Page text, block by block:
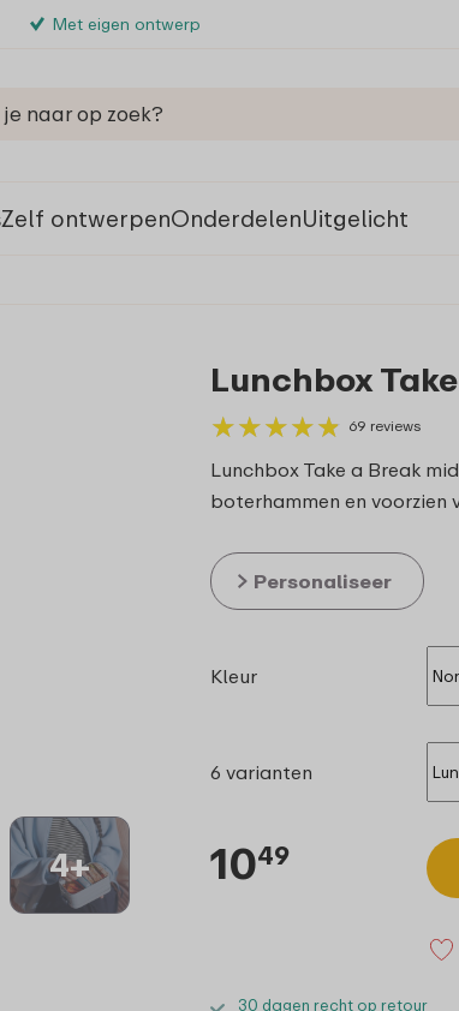
Met eigen ontwerp
Zelf ontwerpenOnderdelenUitgelicht
4+
Lunchbox
★★★★★
★★★★★ 69 reviews
Lunchbox Take a Break
boterhammen en voorzien
Personaliseer
Kleur
6 varianten
1049
30 dagen recht op retour